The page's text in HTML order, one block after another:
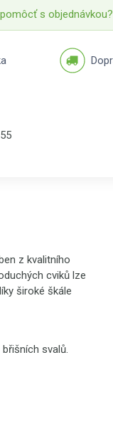
s objednávkou?
z kvalitního
cviků lze
široké škále
svalů.